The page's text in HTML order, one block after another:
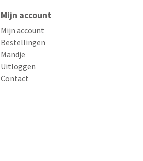
Mijn account
Mijn account
Bestellingen
Mandje
Uitloggen
Contact